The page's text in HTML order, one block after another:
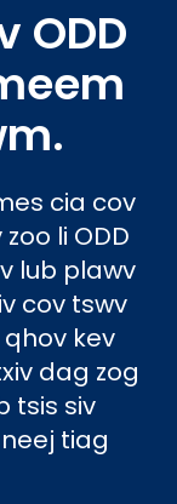
ODD
cia cov
li ODD
lub plawv
cov tswv
kev
dag zog
tsis siv
tiag